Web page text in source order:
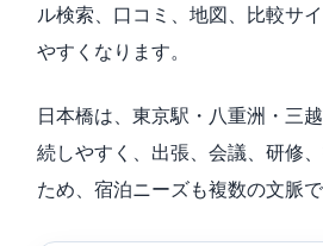
ル検索、口コミ、地図、比較サ
やすくなります。
日本橋は、東京駅・八重洲・三
続しやすく、出張、会議、研修
ため、宿泊ニーズも複数の文脈で